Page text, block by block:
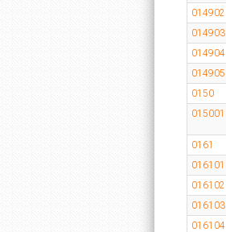
014902
014903
014904
014905
0150
015001
0161
016101
016102
016103
016104